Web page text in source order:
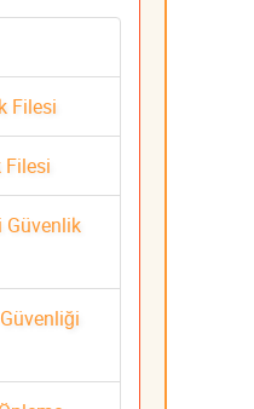
Filesi
Filesi
Güvenlik